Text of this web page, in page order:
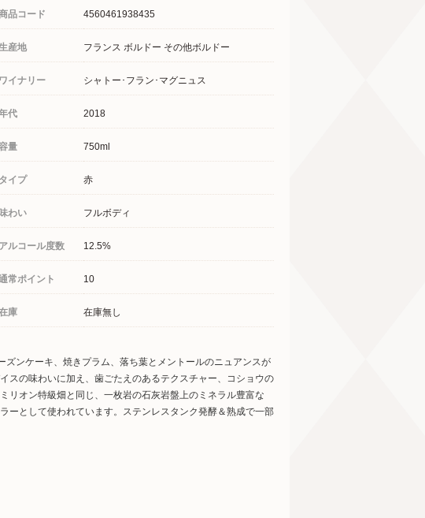
品コード 4560461938435
産地 フランス ボルドー その他ボルドー
ワイナリー シャトー･フラン･マグニュス
代 2018
量 750ml
タイプ 赤
わい フルボディ
アルコール度数 12.5%
常ポイント 10
庫 在庫無し
ンケーキ、焼きプラム、落ち葉とメントールのニュアンスが
スの味わいに加え、歯ごたえのあるテクスチャー、コショウの
リオン特級畑と同じ、一枚岩の石灰岩盤上のミネラル豊富な
ーとして使われています。ステンレスタンク発酵＆熟成で一部